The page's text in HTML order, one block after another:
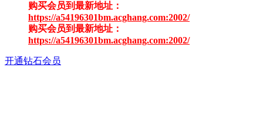
购买会员到最新地址：
https://a54196301bm.acghang.com:2002/
购买会员到最新地址：
https://a54196301bm.acghang.com:2002/
开通钻石会员